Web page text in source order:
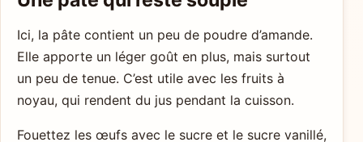
Ici, la pâte contient un peu de poudre d’amande.
Elle apporte un léger goût en plus, mais surtout
un peu de tenue. C’est utile avec les fruits à
noyau, qui rendent du jus pendant la cuisson.
Fouettez les œufs avec le sucre et le sucre vanillé,